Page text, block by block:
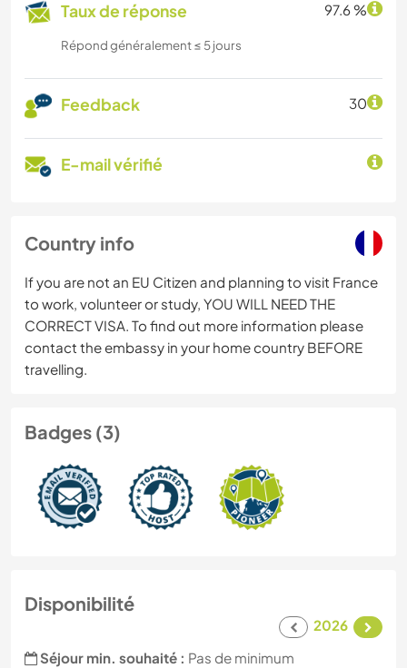
Taux de réponse 97.6 %
Répond généralement ≤ 5 jours
Feedback 30
E-mail vérifié
Country info
If you are not an EU Citizen and planning to visit France
to work, volunteer or study, YOU WILL NEED THE
CORRECT VISA. To find out more information please
contact the embassy in your home country BEFORE
travelling.
Badges (3)
Disponibilité
2026
Séjour min. souhaité : Pas de minimum